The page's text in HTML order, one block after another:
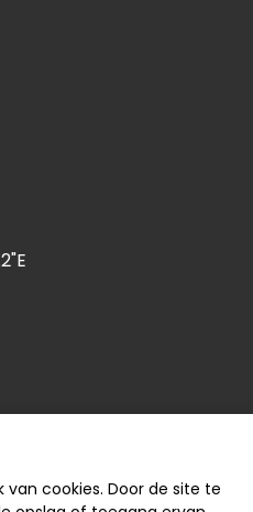
cookies. Door de site te